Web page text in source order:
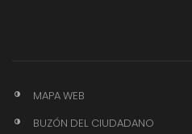
MAPA WEB
BUZÓN DEL CIUDADANO